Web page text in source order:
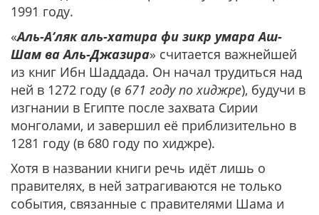
1991 году.
«Аль-А‘ляк аль-хатира фи зикр умара Аш-
Шам ва Аль-Джазира» считается важнейшей
из книг Ибн Шаддада. Он начал трудиться над
ней в 1272 году (в 671 году по хиджре), будучи в
изгнании в Египте после захвата Сирии
монголами, и завершил её приблизительно в
1281 году (в 680 году по хиджре).
Хотя в названии книги речь идёт лишь о
правителях, в ней затрагиваются не только
события, связанные с правителями Шама и